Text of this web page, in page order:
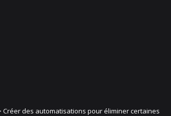
Créer des automatisations pour éliminer certaines